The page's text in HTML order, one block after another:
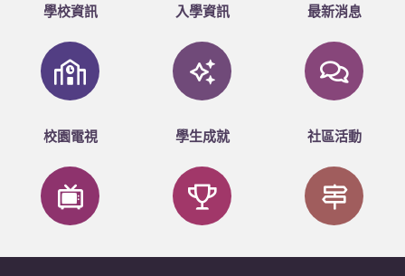
學校資訊 入學資訊 最新消息
校園電視 學生成就 社區活動